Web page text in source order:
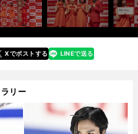
Xでポストする
line LINEで送る
リー